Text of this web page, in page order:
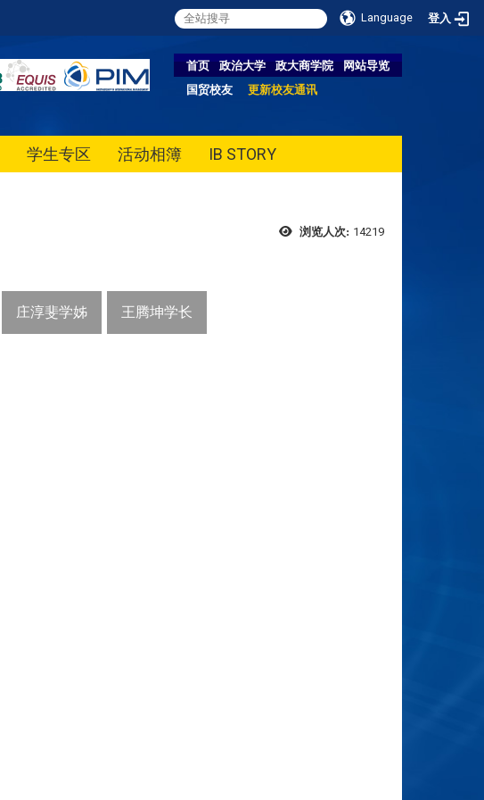
Language 登入
首页 政治大学 政大商学院
网站导览
国贸校友
更新校友通讯
学生专区 活动相簿 IB STORY
浏览人次: 14219
庄淳斐学姊 王腾坤学长